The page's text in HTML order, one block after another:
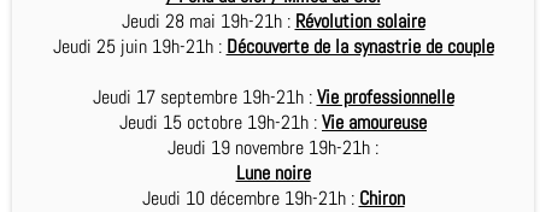
Jeudi 28 mai 19h-21h : Révolution solaire
Jeudi 25 juin 19h-21h : Découverte de la synastrie de couple
Jeudi 17 septembre 19h-21h :Vie professionnelle
Jeudi 15 octobre 19h-21h :Vie amoureuse
Jeudi 19 novembre 19h-21h :
Lune noire
Jeudi 10 décembre 19h-21h : Chiron